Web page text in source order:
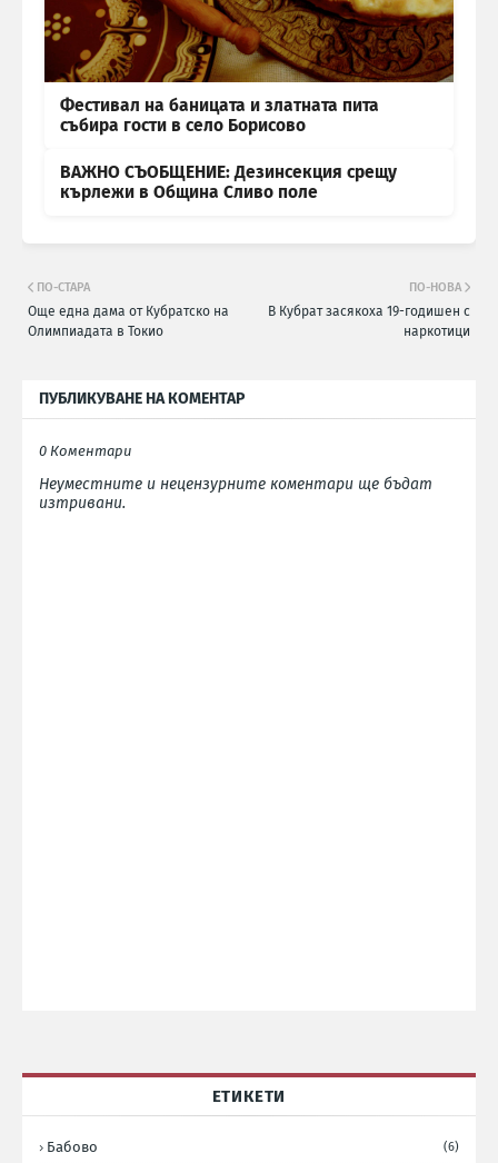
Фестивал на баницата и златната пита
събира гости в село Борисово
ВАЖНО СЪОБЩЕНИЕ: Дезинсекция срещу
кърлежи в Община Сливо поле
ПО-НОВА
В Кубрат засякоха 19-годишен с
наркотици
ПО-СТАРА
Още една дама от Кубратско на
Олимпиадата в Токио
ПУБЛИКУВАНЕ НА КОМЕНТАР
0 Коментари
Неуместните и нецензурните коментари ще бъдат
изтривани.
ЕТИКЕТИ
Бабово (6)